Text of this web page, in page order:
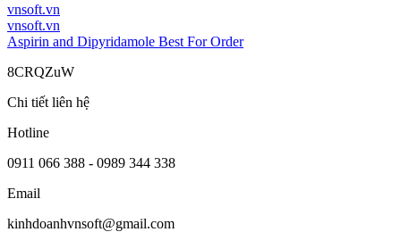
vnsoft.vn
vnsoft.vn
Aspirin and Dipyridamole Best For Order
8CRQZuW
Chi tiết liên hệ
Hotline
0911 066 388 - 0989 344 338
Email
kinhdoanhvnsoft@gmail.com